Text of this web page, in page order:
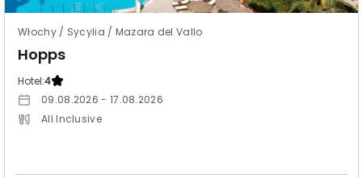
Włochy / Sycylia / Mazara del Vallo
Hopps
Hotel:4
09.08.2026 - 17.08.2026
All Inclusive